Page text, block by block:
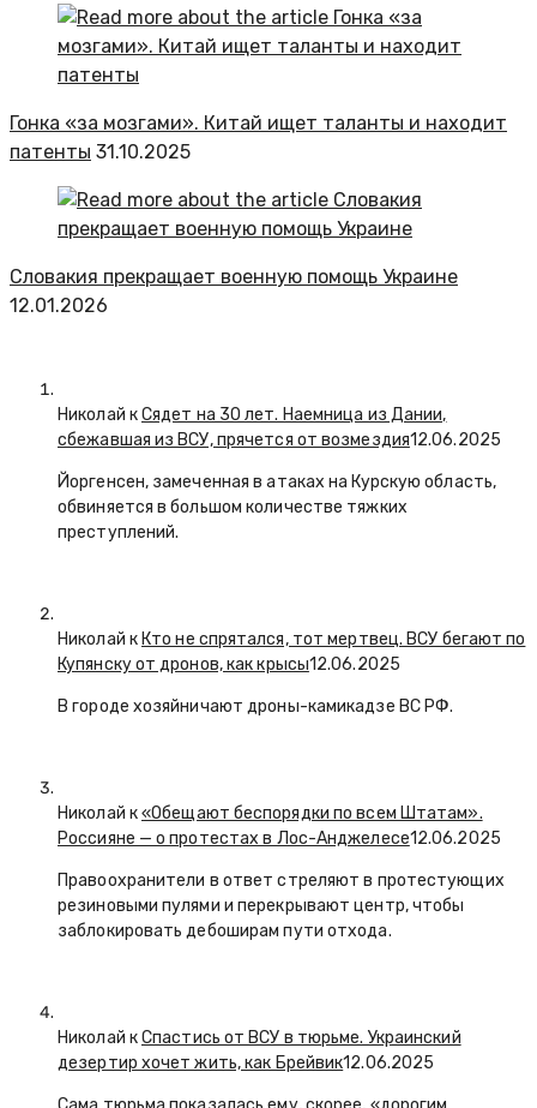
Гонка «за мозгами». Китай ищет таланты и находит
патенты 31.10.2025
Словакия прекращает военную помощь Украине
12.01.2026
Николай кСядет на 30 лет. Наемница из Дании,
сбежавшая из ВСУ, прячется от возмездия12.06.2025
Йоргенсен, замеченная в атаках на Курскую область,
обвиняется в большом количестве тяжких
преступлений.
Николай к Кто не спрятался, тот мертвец. ВСУ бегают по
Купянску от дронов, как крысы12.06.2025
В городе хозяйничают дроны-камикадзе ВС РФ.
Николай к«Обещают беспорядки по всем Штатам».
Россияне — о протестах в Лос-Анджелесе12.06.2025
Правоохранители в ответ стреляют в протестующих
резиновыми пулями и перекрывают центр, чтобы
заблокировать дебоширам пути отхода.
Николай кСпастись от ВСУ в тюрьме. Украинский
дезертир хочет жить, как Брейвик12.06.2025